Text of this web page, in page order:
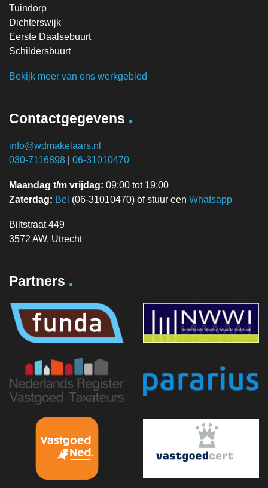
Tuindorp
Dichterswijk
Eerste Daalsebuurt
Schildersbuurt
Bekijk meer van ons werkgebied
Contactgegevens .
info@wdmakelaars.nl
030-7116898
06-31010470
Maandag t/m vrijdag: 09:00 tot 19:00
Zaterdag: Bel (06-31010470) of stuur een Whatsapp
Biltstraat 449
3572 AW, Utrecht
Partners .